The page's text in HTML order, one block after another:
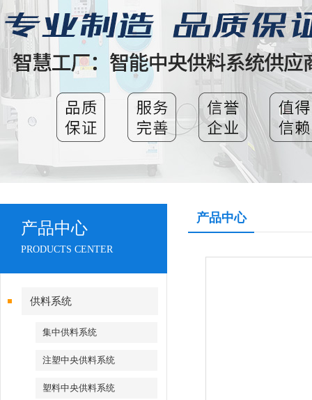
产品中心
PRODUCTS CENTER
供料系统
集中供料系统
注塑中央供料系统
塑料中央供料系统
产品中心